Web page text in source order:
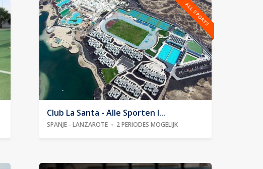
ALL SPORTS
Club La Santa - Alle Sporten I...
SPANJE - LANZAROTE 2 PERIODES MOGELIJK